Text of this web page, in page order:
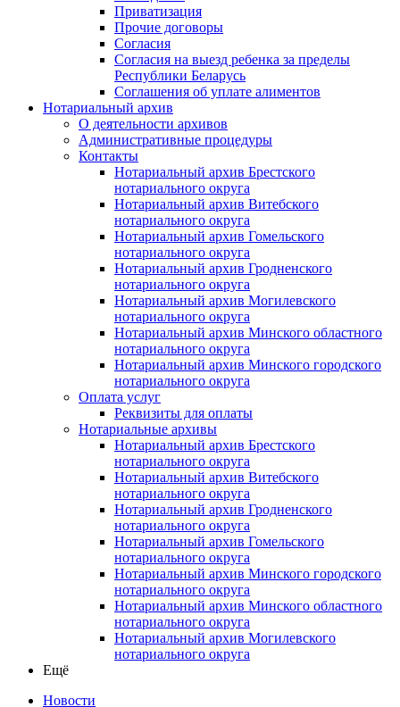
Приватизация
Прочие договоры
Согласия
Согласия на выезд ребенка за пределы
Республики Беларусь
Соглашения об уплате алиментов
Нотариальный архив
О деятельности архивов
Административные процедуры
Контакты
Нотариальный архив Брестского
нотариального округа
Нотариальный архив Витебского
нотариального округа
Нотариальный архив Гомельского
нотариального округа
Нотариальный архив Гродненского
нотариального округа
Нотариальный архив Могилевского
нотариального округа
Нотариальный архив Минского областного
нотариального округа
Нотариальный архив Минского городского
нотариального округа
Оплата услуг
Реквизиты для оплаты
Нотариальные архивы
Нотариальный архив Брестского
нотариального округа
Нотариальный архив Витебского
нотариального округа
Нотариальный архив Гродненского
нотариального округа
Нотариальный архив Гомельского
нотариального округа
Нотариальный архив Минского городского
нотариального округа
Нотариальный архив Минского областного
нотариального округа
Нотариальный архив Могилевского
нотариального округа
Ещё
Новости